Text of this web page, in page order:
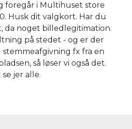
foregår i Multihuset store
Husk dit valgkort. Har du
da noget billedlegitimation.
på stedet - og er der
fx fra en
så løser vi også det.
jer alle.